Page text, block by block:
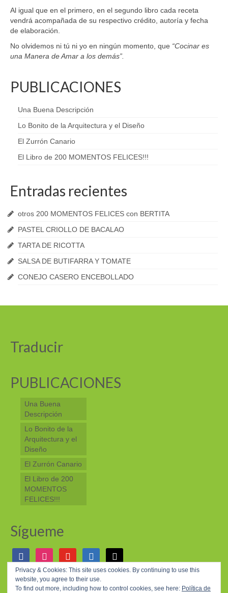
Al igual que en el primero, en el segundo libro cada receta
vendrá acompañada de su respectivo crédito, autoría y fecha
de elaboración.
No olvidemos ni tú ni yo en ningún momento, que “Cocinar es
una Manera de Amar a los demás”.
PUBLICACIONES
Una Buena Descripción
Lo Bonito de la Arquitectura y el Diseño
El Zurrón Canario
El Libro de 200 MOMENTOS FELICES!!!
Entradas recientes
otros 200 MOMENTOS FELICES con BERTITA
PASTEL CRIOLLO DE BACALAO
TARTA DE RICOTTA
SALSA DE BUTIFARRA Y TOMATE
CONEJO CASERO ENCEBOLLADO
Privacy & Cookies: This site uses cookies. By continuing to use this
website, you agree to their use.
To find out more, including how to control cookies, see here: Política de
Traducir
PUBLICACIONES
Una Buena
Descripción
Lo Bonito de la
Arquitectura y el
Diseño
El Zurrón Canario
El Libro de 200
MOMENTOS
FELICES!!!
Sígueme
facebook instagramyoutube linkedin mail
© 2026 200 MOMENTOS FELICES - WordPress Theme by Kadence WP